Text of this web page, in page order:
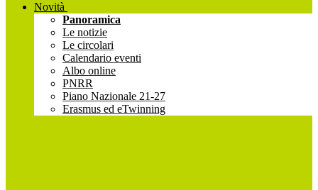
Novità
Panoramica
Le notizie
Le circolari
Calendario eventi
Albo online
PNRR
Piano Nazionale 21-27
Erasmus ed eTwinning